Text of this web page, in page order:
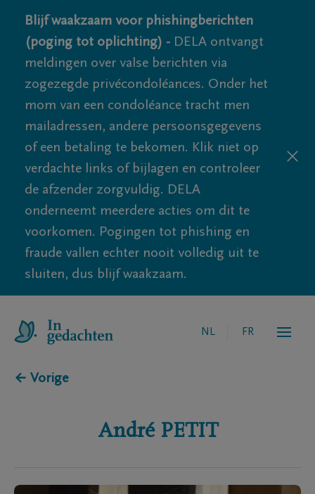
Blijf waakzaam voor phishingberichten
(poging tot oplichting) - DELA ontvangt
meldingen over valse berichten via
zogezegde privécondoléances. Onder het
mom van een condoléance tracht men
mailadressen, andere persoonsgegevens
of een betaling te bekomen. Klik niet op
verdachte links of bijlagen en controleer
de afzender zorgvuldig. DELA
onderneemt meerdere acties om dit te
voorkomen. Pogingen tot phishing en
fraude vallen echter nooit volledig uit te
sluiten, dus blijf waakzaam.
NL FR
← Vorige
André PETIT